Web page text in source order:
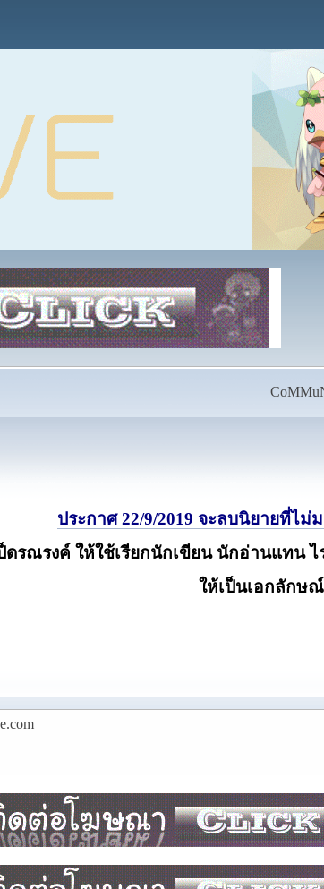
ประกาศ 22/9/2019 จะลบนิยายที่ไ
ดรณรงค์ ให้ใช้เรียกนักเขียน นักอ่านแทน ไ
ให้เป็นเอกลักษ